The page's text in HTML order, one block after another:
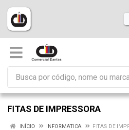
FITAS DE IMPRESSORA
INÍCIO INFORMATICA FITAS DE